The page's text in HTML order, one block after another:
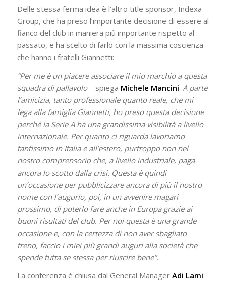
Delle stessa ferma idea è l’altro title sponsor, Indexa
Group, che ha preso l’importante decisione di essere al
fianco del club in maniera più importante rispetto al
passato, e ha scelto di farlo con la massima coscienza
che hanno i fratelli Giannetti:
“Per me è un piacere associare il mio marchio a questa
squadra di pallavolo– spiega Michele Mancini. A parte
l’amicizia, tanto professionale quanto reale, che mi
lega alla famiglia Giannetti, ho preso questa decisione
perché la Serie A ha una grandissima visibilità a livello
internazionale. Per quanto ci riguarda lavoriamo
tantissimo in Italia e all’estero, purtroppo non nel
nostro comprensorio che, a livello industriale, paga
ancora lo scotto dalla crisi. Questa è quindi
un’occasione per pubblicizzare ancora di più il nostro
nome con l’augurio, poi, in un avvenire magari
prossimo, di poterlo fare anche in Europa grazie ai
buoni risultati del club. Per noi questa è una grande
occasione e, con la certezza di non aver sbagliato
treno, faccio i miei più grandi auguri alla società che
spende tutta se stessa per riuscire bene”.
La conferenza è chiusa dal General Manager Adi Lami: